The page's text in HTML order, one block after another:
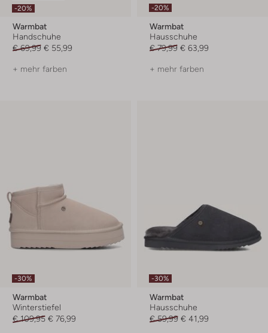
-20%
Warmbat
Handschuhe
€ 69,99 € 55,99
+ mehr farben
-20%
Warmbat
Hausschuhe
€ 79,99 € 63,99
+ mehr farben
-30%
Warmbat
Winterstiefel
€ 109,95 € 76,99
-30%
Warmbat
Hausschuhe
€ 59,99 € 41,99